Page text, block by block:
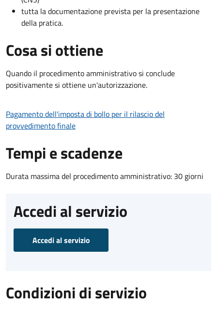
tutta la documentazione prevista per la presentazione
della pratica.
Cosa si ottiene
Quando il procedimento amministrativo si conclude
positivamente si ottiene un'autorizzazione.
Pagamento dell'imposta di bollo per il rilascio del
provvedimento finale
Tempi e scadenze
Durata massima del procedimento amministrativo: 30 giorni
Accedi al servizio
Accedi al servizio
Condizioni di servizio